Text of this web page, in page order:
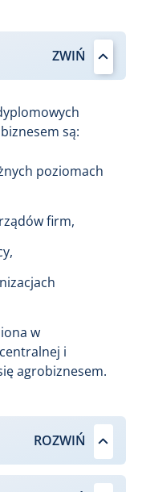
są:
poziomach
firm,
w
i
agrobiznesem.